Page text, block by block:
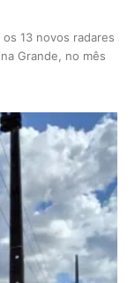
13 novos radares
Grande, no mês